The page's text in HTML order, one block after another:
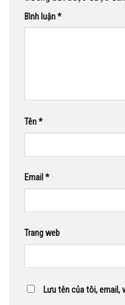
Bình luận*
Tên*
Email *
Trang web
Lưu tên của tôi, email,